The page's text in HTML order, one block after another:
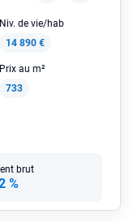
Niv. de vie/hab
14 890 €
Prix au m²
733
brut
%